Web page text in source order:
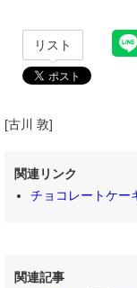
リスト
[古川 敦]
関連リンク
チョコレートケー
関連記事